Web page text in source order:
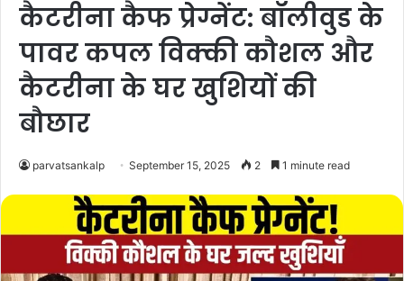
कैटरीना कैफ प्रेग्नेंट: बॉलीवुड के
पावर कपल विक्की कौशल और
कैटरीना के घर खुशियों की
बौछार
parvatsankalp September 15, 2025 2 1 minute read